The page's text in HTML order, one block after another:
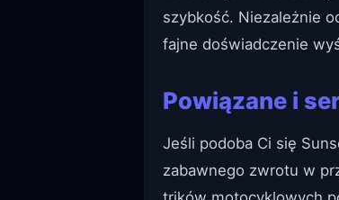
szybkość. Niezależnie
fajne doświadczenie
Powiązane i
Jeśli podoba Ci się
zabawnego zwrotu w